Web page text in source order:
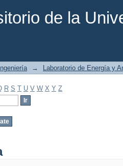
de la
→ Laboratorio de Energía y
R S T U V W X Y Z